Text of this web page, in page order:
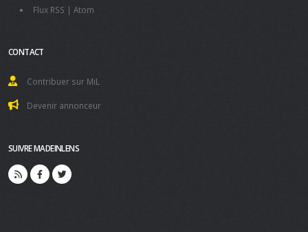
Flux RSS | Atom
CONTACT
Contribuer sur MiL
Devenir annonceur
SUIVRE MADEINLENS